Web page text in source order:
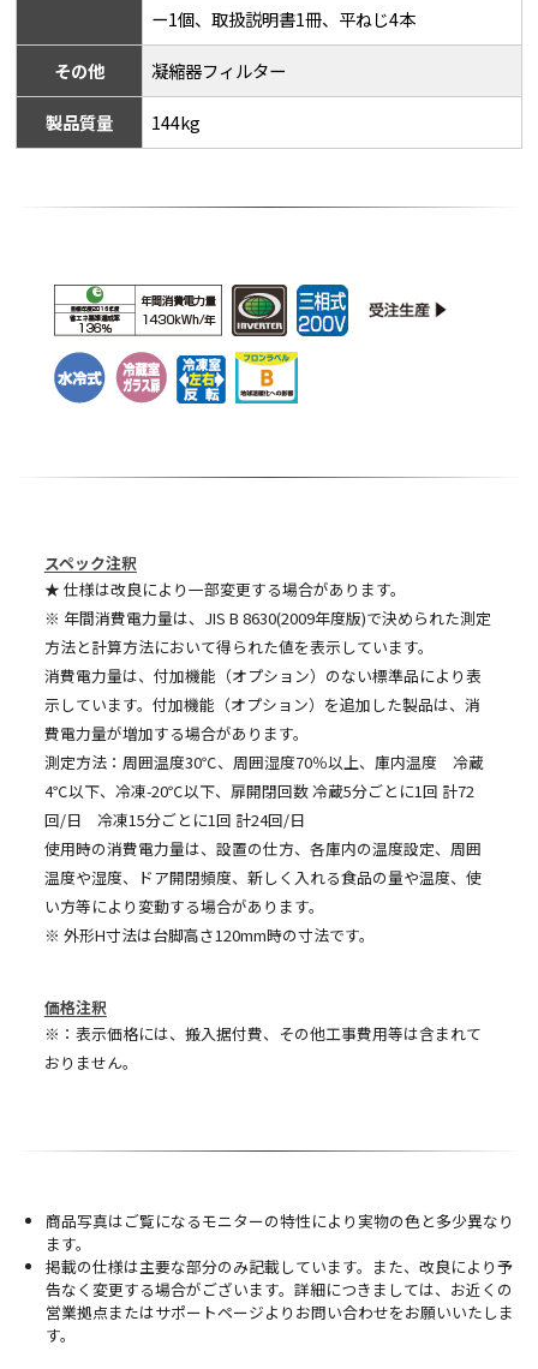
ー1個、取扱説明書1冊、平ねじ4本
その他 凝縮器フィルター
製品質量 144kg
スペック注釈
★ 仕様は改良により一部変更する場合があります。
※ 年間消費電力量は、JIS B 8630(2009年度版)で決められた測定
方法と計算方法において得られた値を表示しています。
消費電力量は、付加機能（オプション）のない標準品により表
示しています。付加機能（オプション）を追加した製品は、消
費電力量が増加する場合があります。
測定方法：周囲温度30℃、周囲湿度70％以上、庫内温度 冷蔵
4℃以下、冷凍-20℃以下、扉開閉回数 冷蔵5分ごとに1回 計72
回/日 冷凍15分ごとに1回 計24回/日
使用時の消費電力量は、設置の仕方、各庫内の温度設定、周囲
温度や湿度、ドア開閉頻度、新しく入れる食品の量や温度、使
い方等により変動する場合があります。
※ 外形H寸法は台脚高さ120mm時の寸法です。
価格注釈
※：表示価格には、搬入据付費、その他工事費用等は含まれて
おりません。
商品写真はご覧になるモニターの特性により実物の色と多少異なり
ます。
掲載の仕様は主要な部分のみ記載しています。また、改良により予
告なく変更する場合がございます。詳細につきましては、お近くの
営業拠点またはサポートページよりお問い合わせをお願いいたしま
す。